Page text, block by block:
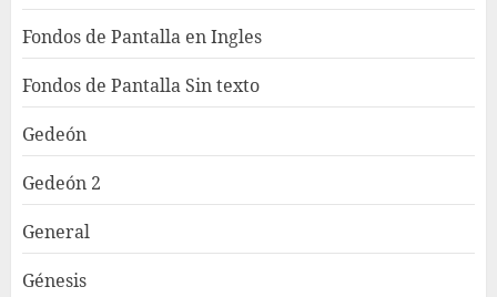
Fondos de Pantalla en Ingles
Fondos de Pantalla Sin texto
Gedeón
Gedeón 2
General
Génesis